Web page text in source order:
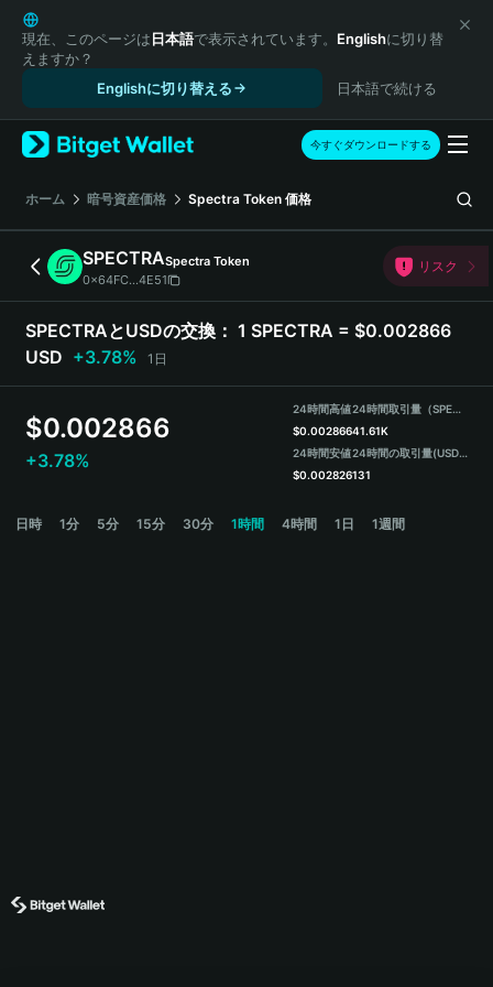
English
日本語
Tiếng Việt
Español (Latinoamérica)
Türkçe
Français
Deutsch
简体中文
繁體中文
Português (Portugal)
Bahasa Indonesia
ภาษาไทย
हिन्दी
Español
Português (Brasil)
現在、このページは日本語で表示されています。 Englishに切り替
えますか？
Englishに切り替える
日本語で続ける
今すぐダウンロードする
ホーム 暗号資産価格 Spectra Token 価格
SPECTRASpectra Token
0x64FC...4E51
リスク
SPECTRAとUSDの交換： 1 SPECTRA = $0.002866
USD +3.78% 1日
$0.002866
+3.78%
24時間高値
$0.002866
24時間安値
$0.002826
24時間取引量（SPECTRA）
41.61K
24時間の取引量(USDT)
131
日時 1分 5分 15分 30分 1時間 4時間 1日 1週間